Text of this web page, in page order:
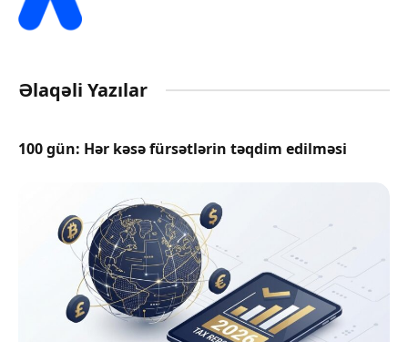
Əlaqəli Yazılar
100 gün: Hər kəsə fürsətlərin təqdim edilməsi